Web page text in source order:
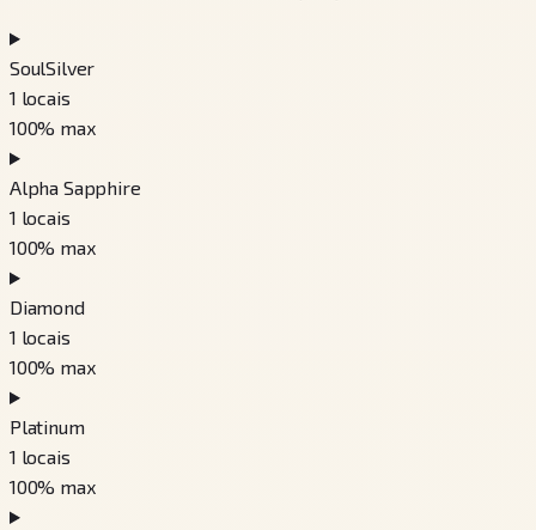
SoulSilver
1 locais
100% max
Alpha Sapphire
1 locais
100% max
Diamond
1 locais
100% max
Platinum
1 locais
100% max